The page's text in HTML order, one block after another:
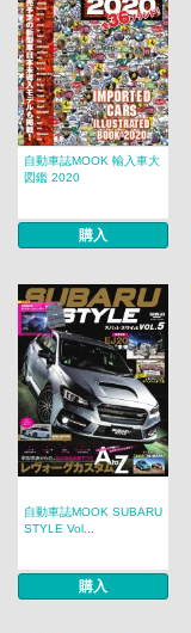
自動車誌MOOK 輸入車大
図鑑 2020
購入
自動車誌MOOK SUBARU
STYLE Vol...
購入